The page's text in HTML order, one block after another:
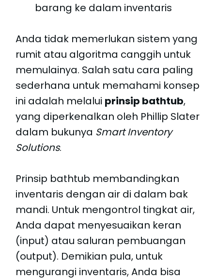
barang ke dalam inventaris
Anda tidak memerlukan sistem yang
rumit atau algoritma canggih untuk
memulainya. Salah satu cara paling
sederhana untuk memahami konsep
ini adalah melalui prinsip bathtub,
yang diperkenalkan oleh Phillip Slater
dalam bukunya Smart Inventory
Solutions.
Prinsip bathtub membandingkan
inventaris dengan air di dalam bak
mandi. Untuk mengontrol tingkat air,
Anda dapat menyesuaikan keran
(input) atau saluran pembuangan
(output). Demikian pula, untuk
mengurangi inventaris, Anda bisa